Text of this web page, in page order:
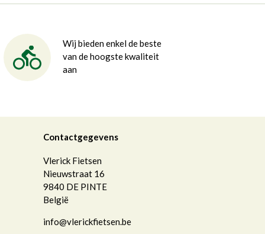
Wij bieden enkel de beste
van de hoogste kwaliteit
aan
Contactgegevens
Vlerick Fietsen
Nieuwstraat 16
9840 DE PINTE
België
info@vlerickfietsen.be